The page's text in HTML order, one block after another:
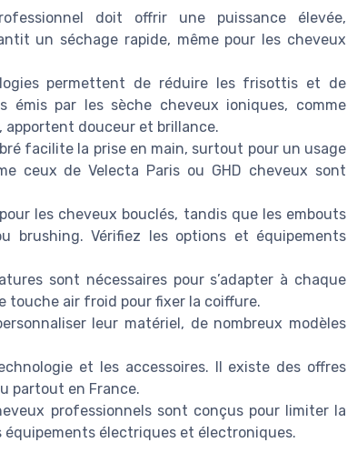
doit offrir une puissance élevée,
un séchage rapide, même pour les cheveux
permettent de réduire les frisottis et de
par les sèche cheveux ioniques, comme
apportent douceur et brillance.
facilite la prise en main, surtout pour un usage
ceux de Velecta Paris ou GHD cheveux sont
les cheveux bouclés, tandis que les embouts
brushing. Vérifiez les options et équipements
sont nécessaires pour s’adapter à chaque
touche air froid pour fixer la coiffure.
leur matériel, de nombreux modèles
et les accessoires. Il existe des offres
partout en France.
professionnels sont conçus pour limiter la
électriques et électroniques.